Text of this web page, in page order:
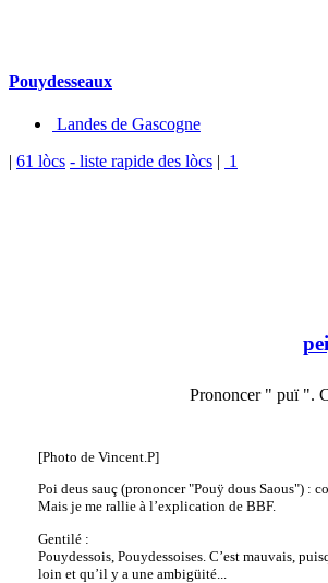
Pouydesseaux
Landes de Gascogne
| 61 lòcs - liste rapide des lòcs | 1
Prononcer " puï ".
[Photo de Vincent.P]
Poi deus sauç (prononcer "Pouÿ dous Saous") :
Mais je me rallie à l’explication de BBF.
Gentilé :
Pouydessois, Pouydessoises. C’est mauvais,
loin et qu’il y a une ambigüité...